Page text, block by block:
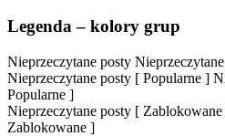
Legenda – kolory grup
Nieprzeczytane posty
Nieprzeczytane posty [ Popularne ]
Popularne ]
Nieprzeczytane posty [
Zablokowane ]